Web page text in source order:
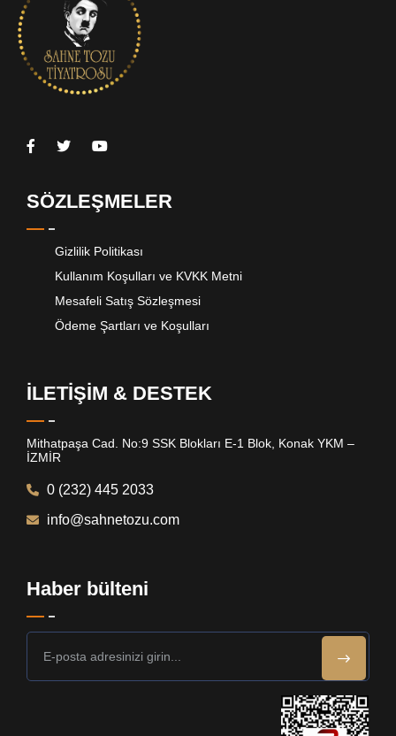
SÖZLEŞMELER
Gizlilik Politikası
Kullanım Koşulları ve KVKK Metni
Mesafeli Satış Sözleşmesi
Ödeme Şartları ve Koşulları
İLETİŞİM & DESTEK
Mithatpaşa Cad. No:9 SSK Blokları E-1 Blok, Konak YKM –
İZMİR
0 (232) 445 2033
info@sahnetozu.com
Haber bülteni